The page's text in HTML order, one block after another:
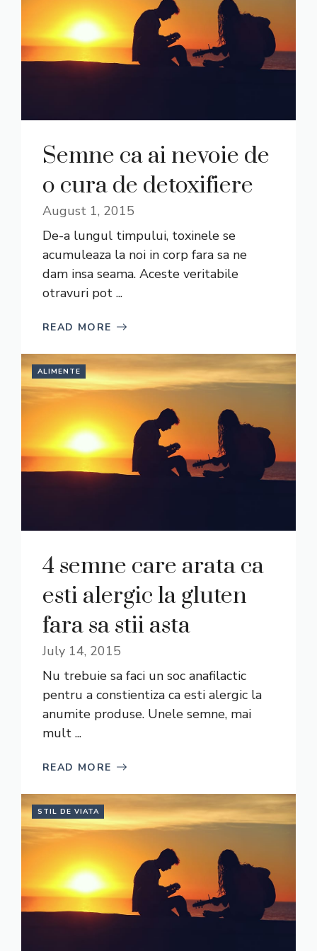
Semne ca ai nevoie de
o cura de detoxifiere
August 1, 2015
De-a lungul timpului, toxinele se
acumuleaza la noi in corp fara sa ne
dam insa seama. Aceste veritabile
otravuri pot ...
READ MORE
ALIMENTE
4 semne care arata ca
esti alergic la gluten
fara sa stii asta
July 14, 2015
Nu trebuie sa faci un soc anafilactic
pentru a constientiza ca esti alergic la
anumite produse. Unele semne, mai
mult ...
READ MORE
STIL DE VIATA